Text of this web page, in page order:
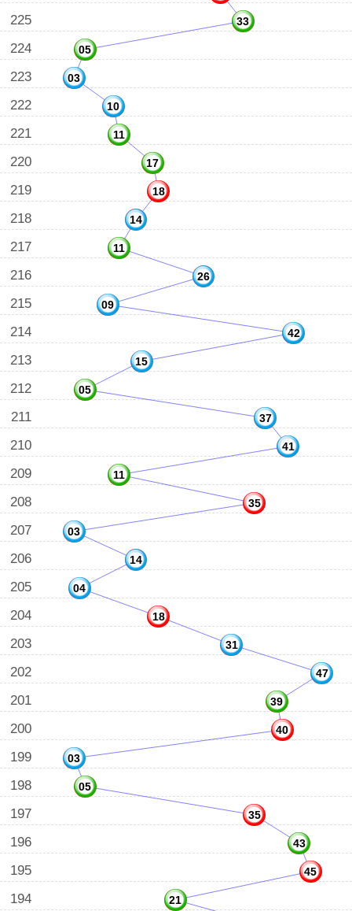
225 33
224 05
223 03
222 10
221 11
220 17
219 18
218 14
217 11
216 26
215 09
214 42
213 15
212 05
211 37
210 41
209 11
208 35
207 03
206 14
205 04
204 18
203 31
202 47
201 39
200 40
199 03
198 05
197 35
196 43
195 45
194 21